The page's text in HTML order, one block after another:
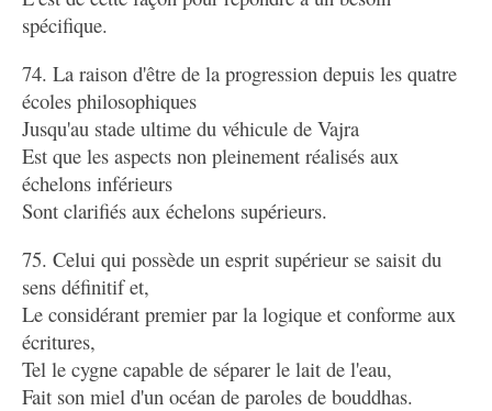
spécifique.
74. La raison d'être de la progression depuis les quatre
écoles philosophiques
Jusqu'au stade ultime du véhicule de Vajra
Est que les aspects non pleinement réalisés aux
échelons inférieurs
Sont clarifiés aux échelons supérieurs.
75. Celui qui possède un esprit supérieur se saisit du
sens définitif et,
Le considérant premier par la logique et conforme aux
écritures,
Tel le cygne capable de séparer le lait de l'eau,
Fait son miel d'un océan de paroles de bouddhas.